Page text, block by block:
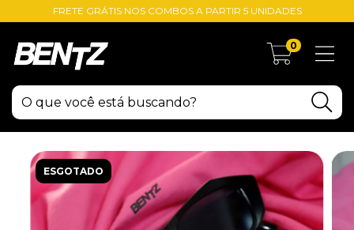
FRETE GRÁTIS NOS COMBOS A PARTIR 5 UNIDADES
0
ESGOTADO